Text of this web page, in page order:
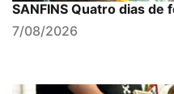
SANFINS Quatro dias de
7/08/2026